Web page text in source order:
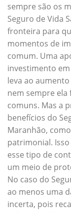
sempre são os
Seguro de Vida
fronteira para
momentos de
comum. Uma
investimento
leva ao
nem sempre
comuns. Mas a
benefícios do
Maranhão,
patrimonial.
esse tipo de
um meio de
No caso do
ao menos uma
incerta, pois